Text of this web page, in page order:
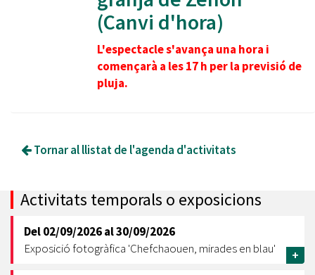
(Canvi d'hora)
L'espectacle s'avança una hora i
començarà a les 17 h per la previsió de
pluja.
Tornar al llistat de l'agenda d'activitats
Activitats temporals o exposicions
Del02/09/2026al30/09/2026
Exposició fotogràfica 'Chefchaouen, mirades en blau'
+